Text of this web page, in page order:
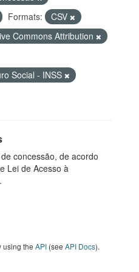
Formats:
CSV
Commons Attribution
Social - INSS
concessão, de acordo
Lei de Acesso à
using the API (see API Docs).